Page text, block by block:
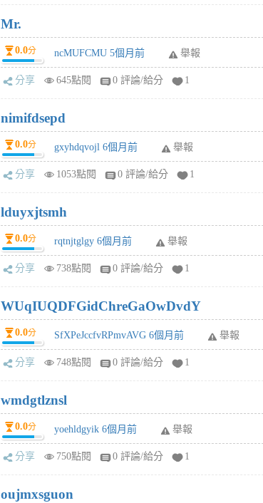
Mr.
0.0分 ncMUFCMU 5個月前 舉報
分享 645點閱 0 評論/給分 1
nimifdsepd
0.0分 gxyhdqvojl 6個月前 舉報
分享 1053點閱 0 評論/給分 1
lduyxjtsmh
0.0分 rqtnjtglgy 6個月前 舉報
分享 738點閱 0 評論/給分 1
WUqIUQDFGidChreGaOwDvdY
0.0分 SfXPeJccfvRPmvAVG 6個月前 舉報
分享 748點閱 0 評論/給分 1
wmdgtlznsl
0.0分 yoehldgyik 6個月前 舉報
分享 750點閱 0 評論/給分 1
oujmxsguon